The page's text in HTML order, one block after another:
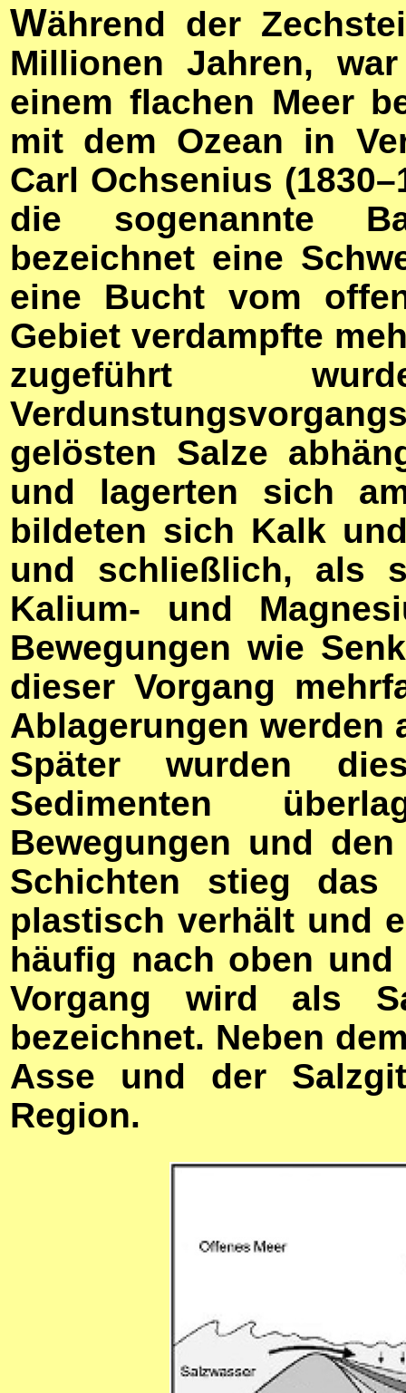
Während der
Millionen Jahren,
einem flachen Meer
mit dem Ozean in
Carl Ochsenius
die sogenannte
bezeichnet eine
eine Bucht vom
Gebiet verdampfte
zugeführt
gelösten Salze
und lagerten sich
bildeten sich Kalk
und schließlich, als
Kalium- und
Bewegungen wie
dieser Vorgang
Ablagerungen werden
Später wurden
Sedimenten
Bewegungen und
Schichten stieg
plastisch verhält und
häufig nach oben
Vorgang wird als
bezeichnet. Neben
Asse und der
Region.